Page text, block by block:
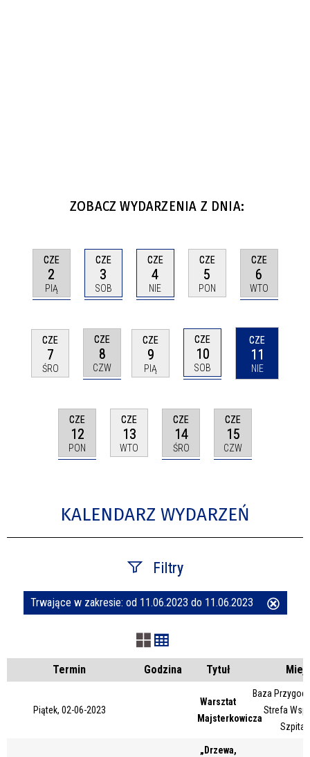
ZOBACZ WYDARZENIA Z DNIA:
CZE
2
PIĄ
CZE
3
SOB
CZE
4
NIE
CZE
5
PON
CZE
6
WTO
CZE
7
ŚRO
CZE
8
CZW
CZE
9
PIĄ
CZE
10
SOB
CZE
11
NIE
CZE
12
PON
CZE
13
WTO
CZE
14
ŚRO
CZE
15
CZW
KALENDARZ WYDARZEŃ
Filtry
Szukana fraza
Kategoria
Trwające w zakresie
Trwające w zakresie: od 11.06.2023 do 11.06.2023
Termin Godzina Tytuł
Piątek, 02-06-2023
Warsztat
Majsterkowicza
Baza
Strefa
„Drzewa,